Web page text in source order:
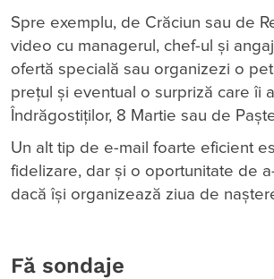
Spre exemplu, de Crăciun sau de
video cu managerul, chef-ul și
ofertă specială sau organizezi o
prețul și eventual o surpriză care îi
Îndrăgostiților, 8 Martie sau de
Un alt tip de e-mail foarte eficient
fidelizare, dar și o oportunitate de
dacă își organizează ziua de
Fă sondaje